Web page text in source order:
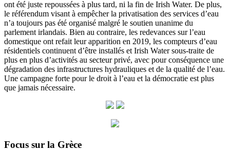
ont été juste repoussées à plus tard, ni la fin de Irish Water. De plus,
le référendum visant à empêcher la privatisation des services d’eau
n’a toujours pas été organisé malgré le soutien unanime du
parlement irlandais. Bien au contraire, les redevances sur l’eau
domestique ont refait leur apparition en 2019, les compteurs d’eau
résidentiels continuent d’être installés et Irish Water sous-traite de
plus en plus d’activités au secteur privé, avec pour conséquence une
dégradation des infrastructures hydrauliques et de la qualité de l’eau.
Une campagne forte pour le droit à l’eau et la démocratie est plus
que jamais nécessaire.
Focus sur la Grèce